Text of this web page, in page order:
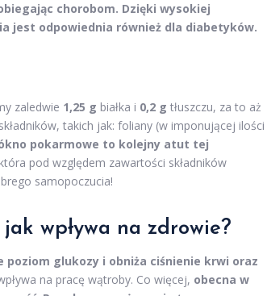
chorobom. Dzięki wysokiej
jest odpowiednia również dla diabetyków.
zaledwie 1,25 g białka i 0,2 g tłuszczu, za to aż
takich jak: foliany (w imponującej ilości
pokarmowe to kolejny atut tej
pod względem zawartości składników
samopoczucia!
wpływa na zdrowie?
glukozy i obniża ciśnienie krwi oraz
na pracę wątroby. Co więcej, obecna w